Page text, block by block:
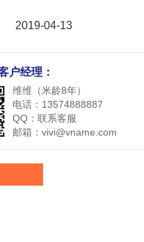
2019-04-13
户经理：
维维（米龄8年）
电话：13574888887
QQ： 联系客服
邮箱： vivi@vname.com